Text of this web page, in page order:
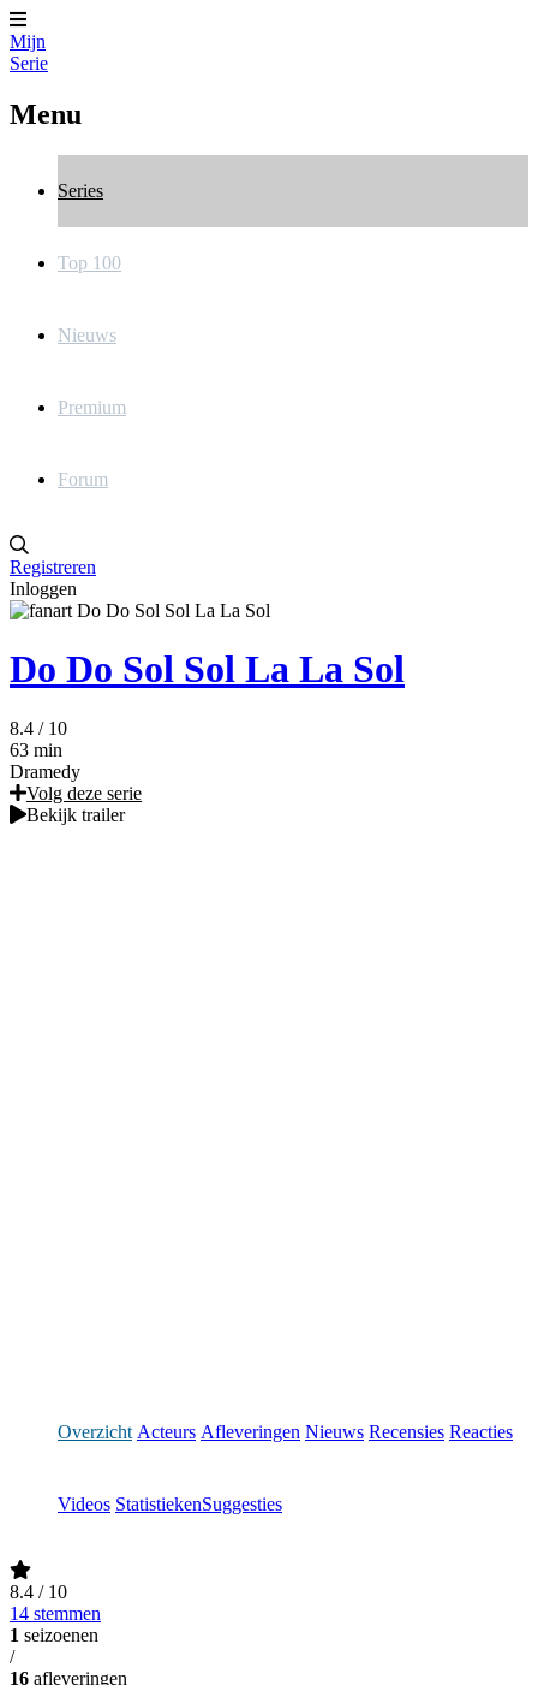
Mijn
Serie
Menu
Series
Top 100
Nieuws
Premium
Forum
Registreren
Inloggen
Do Do Sol Sol La La Sol
8.4 / 10
63 min
Dramedy
Volg deze serie
Bekijk trailer
Overzicht Acteurs Afleveringen Nieuws Recensies Reacties
Videos StatistiekenSuggesties
8.4 / 10
14 stemmen
1 seizoenen
/
16 afleveringen